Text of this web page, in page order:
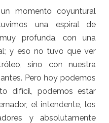
momento coyuntural
una espiral de
profunda, con una
y eso no tuvo que ver
sino con nuestra
Pero hoy podemos
difícil, podemos estar
el intendente, los
y absolutamente